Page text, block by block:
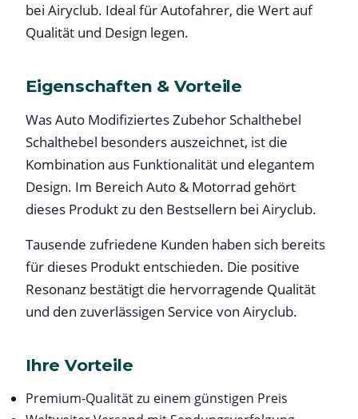
bei Airyclub. Ideal für Autofahrer, die Wert auf
Qualität und Design legen.
Eigenschaften & Vorteile
Was Auto Modifiziertes Zubehor Schalthebel
Schalthebel besonders auszeichnet, ist die
Kombination aus Funktionalität und elegantem
Design. Im Bereich Auto & Motorrad gehört
dieses Produkt zu den Bestsellern bei Airyclub.
Tausende zufriedene Kunden haben sich bereits
für dieses Produkt entschieden. Die positive
Resonanz bestätigt die hervorragende Qualität
und den zuverlässigen Service von Airyclub.
Ihre Vorteile
Premium-Qualität zu einem günstigen Preis